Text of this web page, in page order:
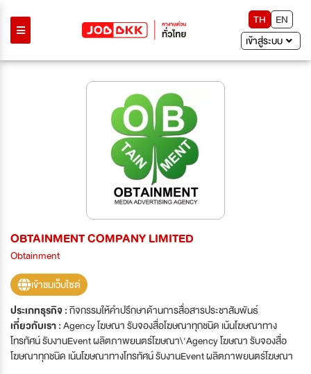
TH
EN
เข้าสู่ระบบ
OBTAINMENT COMPANY LIMITED
Obtainment
เข้าชมเว็บไซต์
ประเภทธุรกิจ :กิจกรรมให้คำปรึกษาด้านการสื่อสารประชาสัมพันธ์
เกี่ยวกับเรา :Agency โฆษณา รับจองสื่อโฆษณาทุกชนิด เน้นโฆษณาทาง
โทรทัศน์ รับงานEvent ผลิตภาพยนตร์โฆษณา\'Agency โฆษณา รับจองสื่อ
โฆษณาทุกชนิด เน้นโฆษณาทางโทรทัศน์ รับงานEvent ผลิตภาพยนตร์โฆษณา